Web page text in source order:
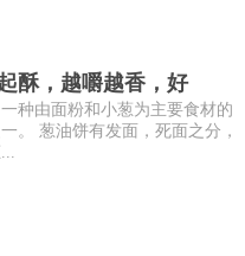
酥，越嚼越香，好
种由面粉和小葱为主要食材的
。 葱油饼有发面，死面之分，